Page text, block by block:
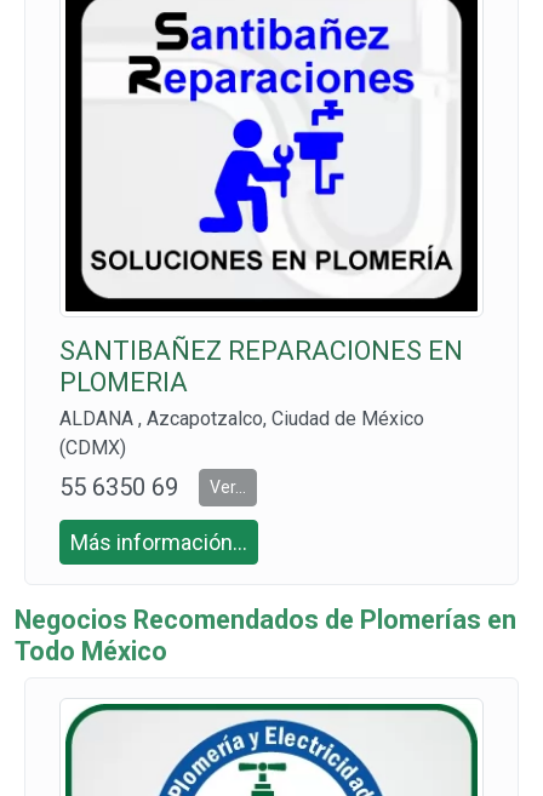
SANTIBAÑEZ REPARACIONES EN
PLOMERIA
ALDANA , Azcapotzalco, Ciudad de México
(CDMX)
55 6350 69
07 Y 55 630
2 5534
Ver...
Más información...
Negocios Recomendados de Plomerías en
Todo México